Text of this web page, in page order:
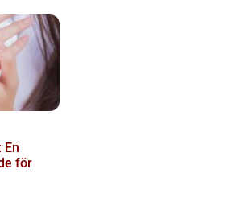
En
för